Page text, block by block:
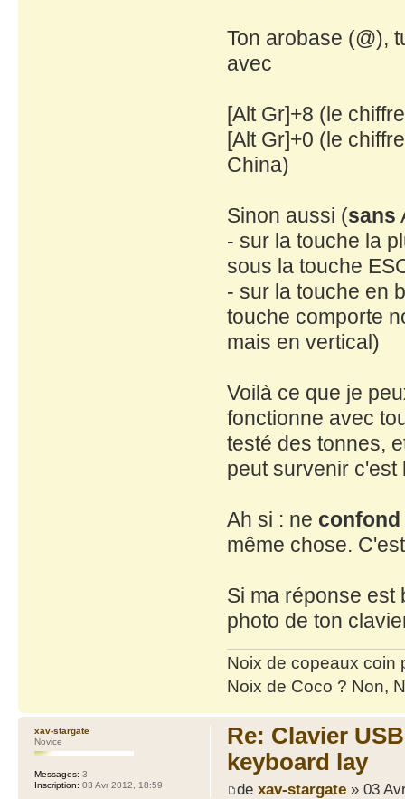
Ton arobase (@),
avec
[Alt Gr]+8 (le
[Alt Gr]+0 (le
China)
Sinon aussi (sans
- sur la touche la
sous la touche
- sur la touche en
touche comporte
mais en vertical)
Voilà ce que je
fonctionne avec
testé des tonnes,
peut survenir c'est
Ah si : ne confond
même chose.
Si ma réponse est
photo de ton
Noix de copeaux coin
Noix de Coco ? Non,
Re: Clavier
keyboard lay
de xav-stargate» 03
xav-stargate
Novice
Messages: 3
Inscription: 03 Avr 2012, 18:59